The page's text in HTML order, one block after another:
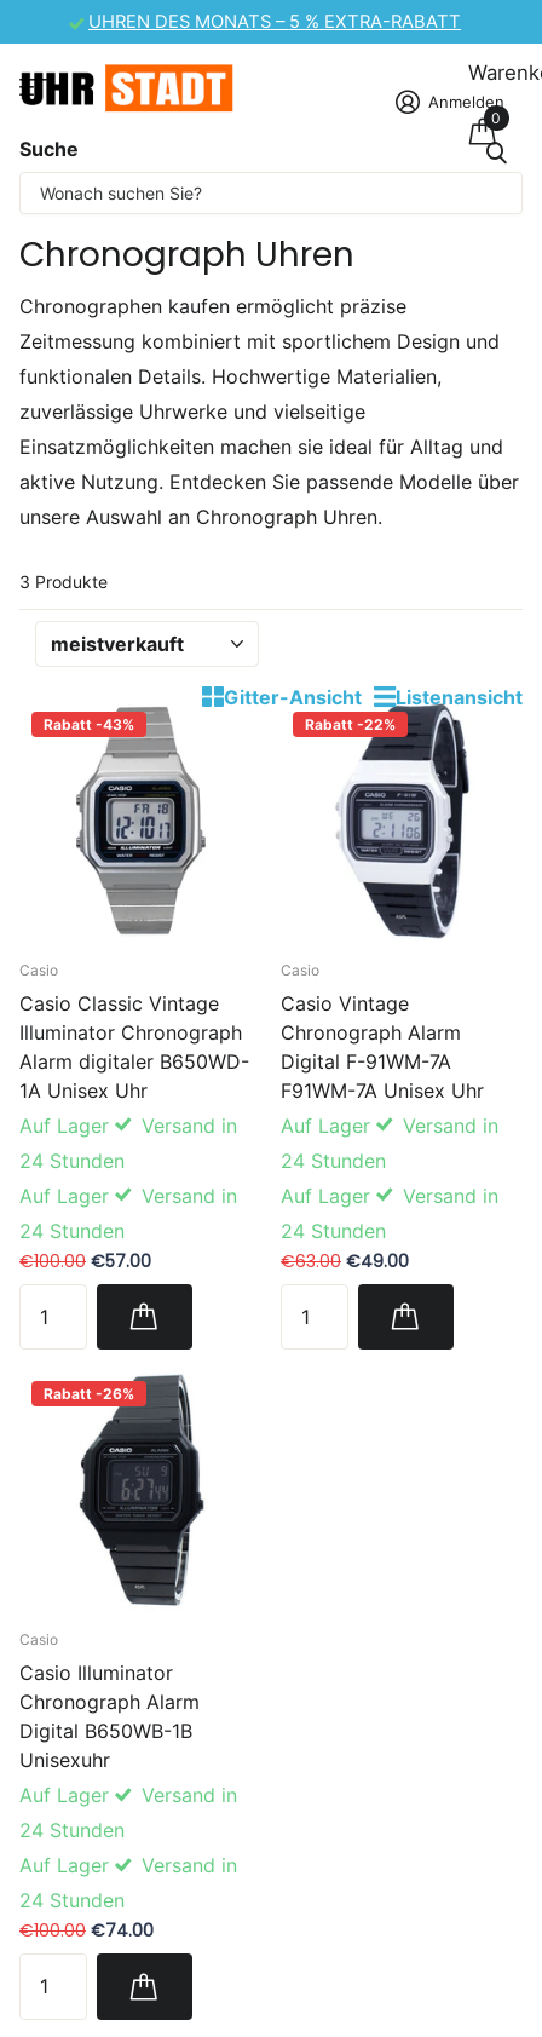
UHREN DES MONATS – 5 % EXTRA-RABATT
Suche
Anmelden
0
Einige Inhalte wurden maschinell übersetzt.
Startseite Chronograph Uhren Dame
Chronograph Uhren
Chronographen kaufen ermöglicht präzise
Zeitmessung kombiniert mit sportlichem Design und
funktionalen Details. Hochwertige Materialien,
zuverlässige Uhrwerke und vielseitige
Einsatzmöglichkeiten machen sie ideal für Alltag und
aktive Nutzung. Entdecken Sie passende Modelle über
unsere Auswahl an Chronograph Uhren.
3 Produkte
Gitter-Ansicht Listenansicht
Rabatt -43%
Casio
Casio Classic Vintage
Illuminator Chronograph
Alarm digitaler B650WD-
1A Unisex Uhr
Auf Lager
Versand in
24 Stunden
Auf Lager
Versand in
24 Stunden
€100.00 €57.00
Rabatt -22%
Casio
Casio Vintage
Chronograph Alarm
Digital F-91WM-7A
F91WM-7A Unisex Uhr
Auf Lager
Versand in
24 Stunden
Auf Lager
Versand in
24 Stunden
€63.00 €49.00
Rabatt -26%
Casio
Casio Illuminator
Chronograph Alarm
Digital B650WB-1B
Unisexuhr
Auf Lager
Versand in
24 Stunden
Auf Lager
Versand in
24 Stunden
€100.00 €74.00